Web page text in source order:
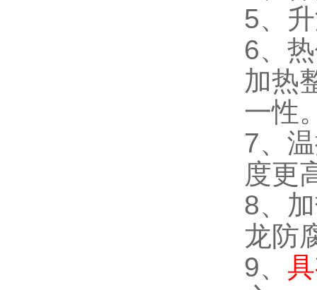
5、
6、
加热
一性
7、
度更
8、
龙防
9、